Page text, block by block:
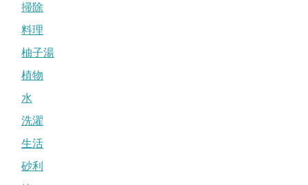
掃除
料理
柚子湯
植物
水
洗濯
生活
砂利